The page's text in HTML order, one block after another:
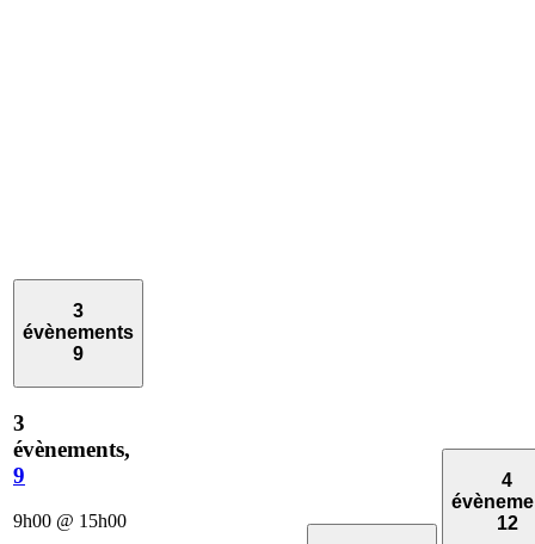
3
évènements
9
3
évènements,
9
9h00 @ 15h00
4
12